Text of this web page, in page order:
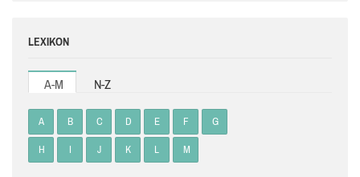
LEXIKON
A-M N-Z
A B C D E F G
H I J K L M